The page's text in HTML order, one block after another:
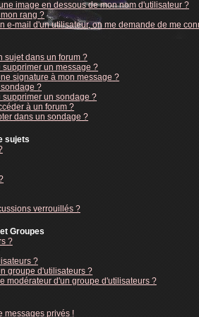
image en dessous de mon nom d'utilisateur ?
rang ?
e-mail d'un utilisateur, on me demande de me
sujet dans un forum ?
un message ?
signature à mon message ?
?
un sondage ?
à un forum ?
dans un sondage ?
sujets
verrouillés ?
Groupes
?
?
groupe d'utilisateurs ?
modérateur d'un groupe d'utilisateurs ?
messages privés !